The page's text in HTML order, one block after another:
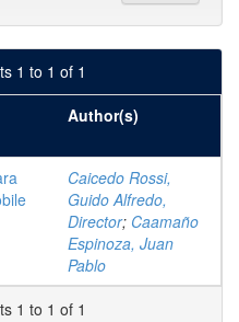
1 to 1 of 1
Author(s)
Caicedo Rossi,
Guido Alfredo,
Director; Caamaño
Espinoza, Juan
Pablo
1 to 1 of 1